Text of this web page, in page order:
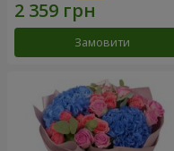
Замовити